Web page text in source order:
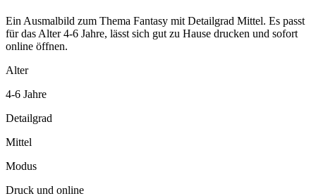
Ein Ausmalbild zum Thema Fantasy mit Detailgrad Mittel. Es passt
für das Alter 4-6 Jahre, lässt sich gut zu Hause drucken und sofort
online öffnen.
Alter
4-6 Jahre
Detailgrad
Mittel
Modus
Druck und online